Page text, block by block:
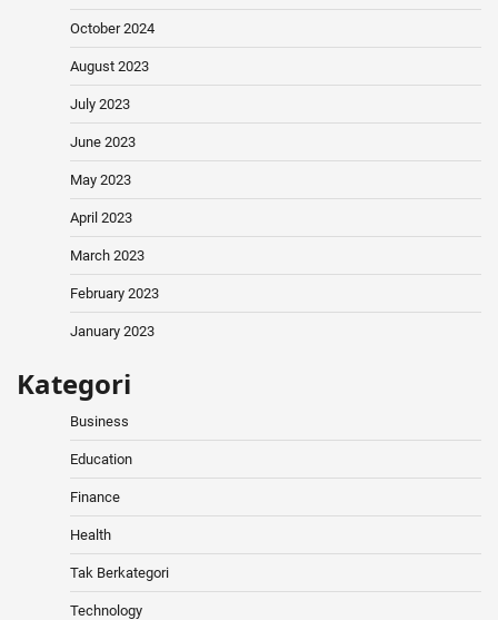
October 2024
August 2023
July 2023
June 2023
May 2023
April 2023
March 2023
February 2023
January 2023
Kategori
Business
Education
Finance
Health
Tak Berkategori
Technology